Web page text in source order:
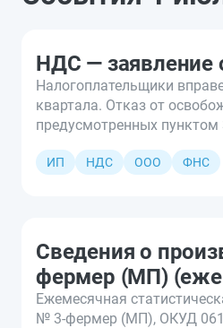
НДС — заявление
Налогоплательщики
квартала. Отказ от
предусмотренных
ИП НДС ООО ФНС
Сведения о
фермер (МП)
Ежемесячная
№ 3-фермер (МП), ОКУД